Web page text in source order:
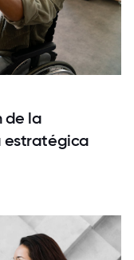
de la
estratégica